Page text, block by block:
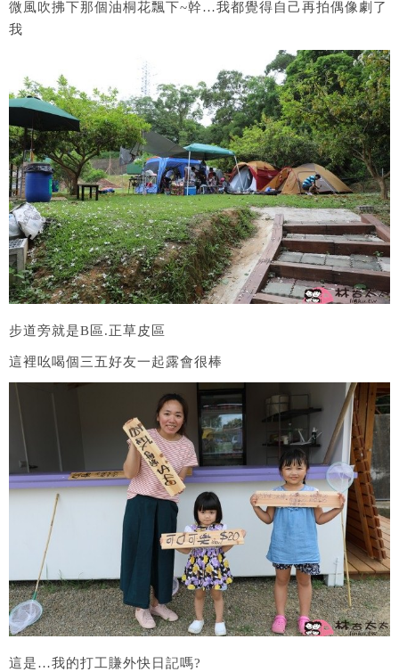
微風吹拂下那個油桐花飄下~幹…我都覺得自己再拍偶像劇了
我
步道旁就是B區.正草皮區
這裡吆喝個三五好友一起露會很棒
這是…我的打工賺外快日記嗎?